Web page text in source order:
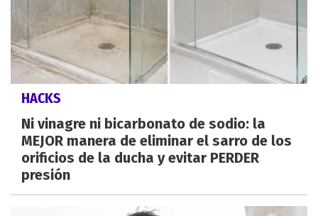
HACKS
Ni vinagre ni bicarbonato de sodio: la
MEJOR manera de eliminar el sarro de los
orificios de la ducha y evitar PERDER
presión